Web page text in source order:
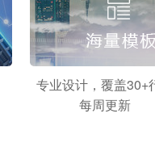
专业设计，覆盖30+
每周更新